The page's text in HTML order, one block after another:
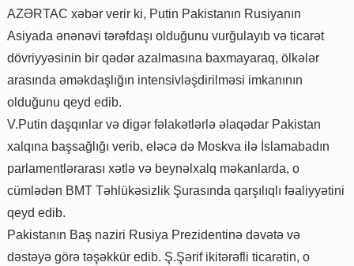
AZƏRTAC xəbər verir ki, Putin Pakistanın Rusiyanın
Asiyada ənənəvi tərəfdaşı olduğunu vurğulayıb və ticarət
dövriyyəsinin bir qədər azalmasına baxmayaraq, ölkələr
arasında əməkdaşlığın intensivləşdirilməsi imkanının
olduğunu qeyd edib.
V.Putin daşqınlar və digər fəlakətlərlə əlaqədar Pakistan
xalqına başsağlığı verib, eləcə də Moskva ilə İslamabadın
parlamentlərarası xətlə və beynəlxalq məkanlarda, o
cümlədən BMT Təhlükəsizlik Şurasında qarşılıqlı fəaliyyətini
qeyd edib.
Pakistanın Baş naziri Rusiya Prezidentinə dəvətə və
dəstəyə görə təşəkkür edib. Ş.Şərif ikitərəfli ticarətin, o